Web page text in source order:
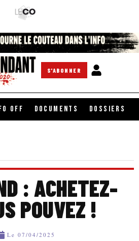
S'ABONNER
OFF DOCUMENTS DOSSIERS
: ACHETEZ-
POUVEZ !
Le 07/04/2025